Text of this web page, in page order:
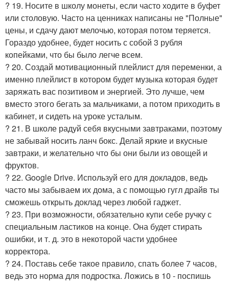
? 19. Носите в школу монеты, если часто ходите в буфет
или столовую. Часто на ценниках написаны не "Полные"
цены, и сдачу дают мелочью, которая потом теряется.
Гораздо удобнее, будет носить с собой 3 рубля
копейками, что бы было легче всем.
? 20. Создай мотивационный плейлист для переменки, а
именно плейлист в котором будет музыка которая будет
заряжать вас позитивом и энергией. Это лучше, чем
вместо этого бегать за мальчиками, а потом приходить в
кабинет, и сидеть на уроке усталым.
? 21. В школе радуй себя вкусными завтраками, поэтому
не забывай носить ланч бокс. Делай яркие и вкусные
завтраки, и желательно что бы они были из овощей и
фруктов.
? 22. Google Drive. Используй его для докладов, ведь
часто мы забываем их дома, а с помощью гугл драйв ты
сможешь открыть доклад через любой гаджет.
? 23. При возможности, обязательно купи себе ручку с
специальным ластиков на конце. Она будет стирать
ошибки, и т. д. это в некоторой части удобнее
корректора.
? 24. Поставь себе такое правило, спать более 7 часов,
ведь это норма для подростка. Ложись в 10 - поспишь